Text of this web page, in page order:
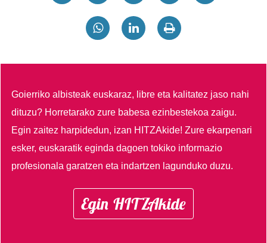
Goierriko albisteak euskaraz, libre eta kalitatez jaso nahi
dituzu? Horretarako zure babesa ezinbestekoa zaigu.
Egin zaitez harpidedun, izan HITZAkide!Zure ekarpenari
esker, euskaratik eginda dagoen tokiko informazio
profesionala garatzen eta indartzen lagunduko duzu.
Egin HITZAkide